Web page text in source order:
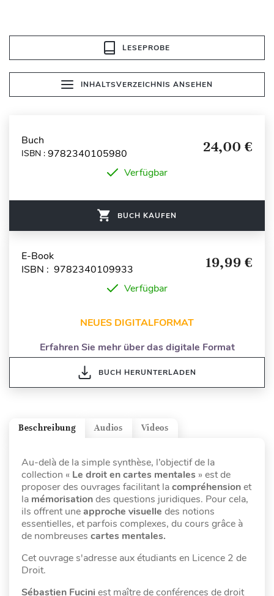
LESEPROBE
INHALTSVERZEICHNIS ANSEHEN
Buch
ISBN : 9782340105980 24,00 €
Verfügbar
BUCH KAUFEN
E-Book
ISBN : 9782340109933
19,99 €
Verfügbar
NEUES DIGITALFORMAT
Erfahren Sie mehr über das digitale Format
BUCH HERUNTERLADEN
Videos
Audios
Beschreibung
Au-delà de la simple synthèse, l’objectif de la
collection « Le droit en cartes mentales » est de
proposer des ouvrages facilitant lacompréhensionet
la mémorisationdes questions juridiques. Pour cela,
ils offrent uneapproche visuelle des notions
essentielles, et parfois complexes, du cours grâce à
de nombreuses cartes mentales.
Cet ouvrage s'adresse aux étudiants en Licence 2 de
Droit.
Sébastien Fucini est maître de conférences de droit